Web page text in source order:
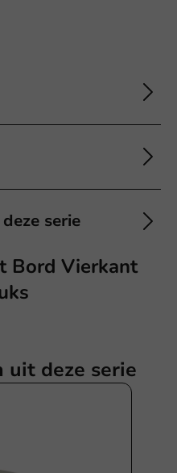
serie
Bord Vierkant
uit deze serie